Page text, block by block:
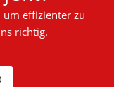
um effizienter zu
richtig.